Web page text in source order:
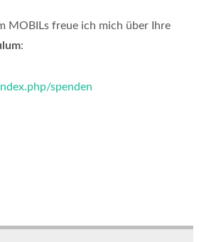
MOBILs freue ich mich über Ihre
:
spenden